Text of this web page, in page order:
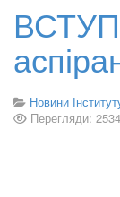
Новини
Перегляди: